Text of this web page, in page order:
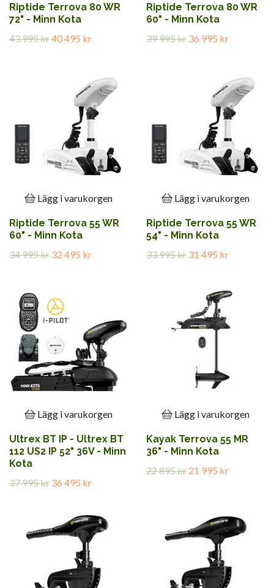
Riptide Terrova 80 WR
72" - Minn Kota
43 995 kr40 495 kr
Riptide Terrova 80 WR
60" - Minn Kota
39 995 kr 36 995 kr
Lägg i varukorgen
Riptide Terrova 55 WR
60" - Minn Kota
34 995 kr 32 495 kr
Lägg i varukorgen
Riptide Terrova 55 WR
54" - Minn Kota
33 995 kr 31 495 kr
Lägg i varukorgen
Ultrex BT IP - Ultrex BT
112 US2 IP 52" 36V - Minn
Kota
37 995 kr 36 495 kr
Lägg i varukorgen
Kayak Terrova 55 MR
36" - Minn Kota
22 895 kr 21 995 kr